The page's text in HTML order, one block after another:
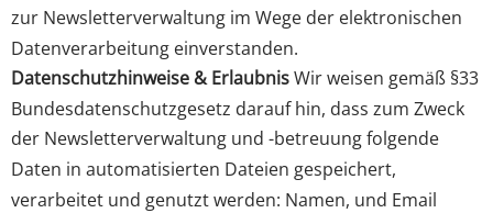
zur Newsletterverwaltung im Wege der elektronischen
Datenverarbeitung einverstanden.
Datenschutzhinweise & ErlaubnisWir weisen gemäß §33
Bundesdatenschutzgesetz darauf hin, dass zum Zweck
der Newsletterverwaltung und -betreuung folgende
Daten in automatisierten Dateien gespeichert,
verarbeitet und genutzt werden: Namen, und Email